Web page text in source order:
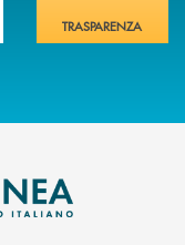
TRASPARENZA